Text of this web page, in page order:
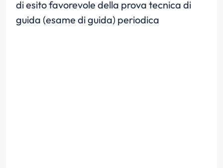
di esito favorevole della prova tecnica di
guida (esame di guida) periodica